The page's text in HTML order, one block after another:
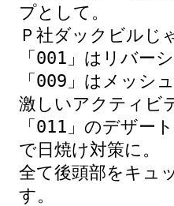
プとして。
Ｐ社ダックビルじ
「001」はリバー
「009」はメッシ
激しいアクティビ
「011」のデザー
で日焼け対策に。
全て後頭部をキュ
す。